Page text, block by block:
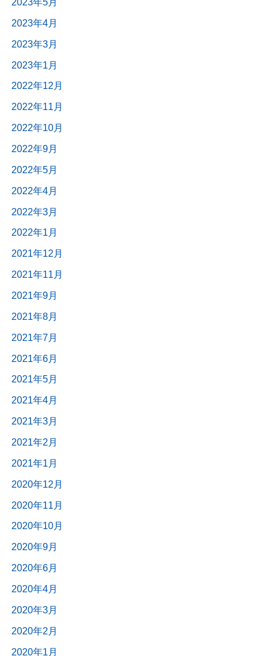
2023年5月
2023年4月
2023年3月
2023年1月
2022年12月
2022年11月
2022年10月
2022年9月
2022年5月
2022年4月
2022年3月
2022年1月
2021年12月
2021年11月
2021年9月
2021年8月
2021年7月
2021年6月
2021年5月
2021年4月
2021年3月
2021年2月
2021年1月
2020年12月
2020年11月
2020年10月
2020年9月
2020年6月
2020年4月
2020年3月
2020年2月
2020年1月